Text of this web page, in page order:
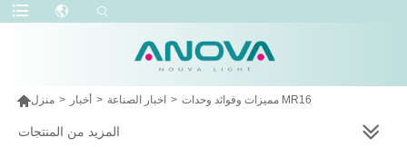
منزل > أخبار > اخبار الصناعة > مميزات وفوائد وحدات MR16
المزيد من المنتجات